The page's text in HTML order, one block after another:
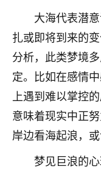
大海代表潜
扎或即将到来的
分析，此类梦境
定。比如在感情
上遇到难以掌控
意味着现实中正
岸边看海起浪，或
梦见巨浪的
鹿森：恭喜
12小时前 来自
心心相印
我身体不太好
问题，反正就
题，后来无意
之后，心情豁
果问题。今年
了，老师说境